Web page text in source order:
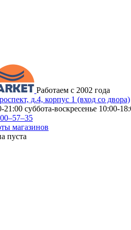
Работаем с 2002 года
д.4, корпус 1 (вход со двора)
21:00 суббота-воскресенье 10:00-
магазинов
пуста